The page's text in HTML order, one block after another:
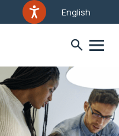
English